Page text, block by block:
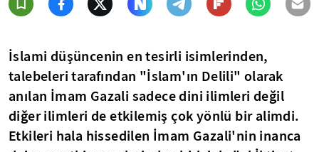
İslami düşüncenin en tesirli isimlerinden,
talebeleri tarafından "İslam'ın Delili" olarak
anılan İmam Gazali sadece dini ilimleri değil
diğer ilimleri de etkilemiş çok yönlü bir alimdi.
Etkileri hala hissedilen İmam Gazali'nin inanca